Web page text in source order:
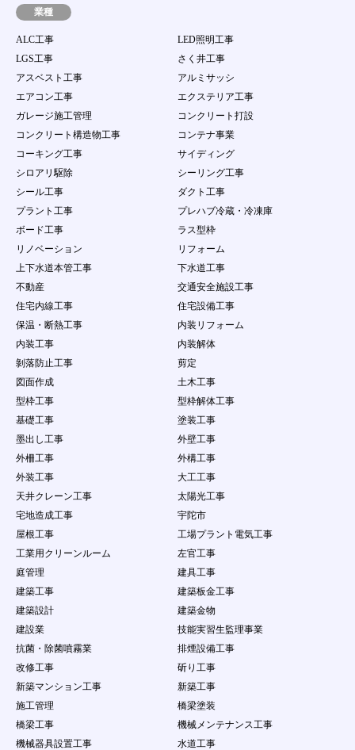
業種
ALC工事
LED照明工事
LGS工事
さく井工事
アスベスト工事
アルミサッシ
エアコン工事
エクステリア工事
ガレージ施工管理
コンクリート打設
コンクリート構造物工事
コンテナ事業
コーキング工事
サイディング
シロアリ駆除
シーリング工事
シール工事
ダクト工事
プラント工事
プレハブ冷蔵・冷凍庫
ボード工事
ラス型枠
リノベーション
リフォーム
上下水道本管工事
下水道工事
不動産
交通安全施設工事
住宅内線工事
住宅設備工事
保温・断熱工事
内装リフォーム
内装工事
内装解体
剝落防止工事
剪定
図面作成
土木工事
型枠工事
型枠解体工事
基礎工事
塗装工事
墨出し工事
外壁工事
外柵工事
外構工事
外装工事
大工工事
天井クレーン工事
太陽光工事
宅地造成工事
宇陀市
屋根工事
工場プラント電気工事
工業用クリーンルーム
左官工事
庭管理
建具工事
建築工事
建築板金工事
建築設計
建築金物
建設業
技能実習生監理事業
抗菌・除菌噴霧業
排煙設備工事
改修工事
斫り工事
新築マンション工事
新築工事
施工管理
橋梁塗装
橋梁工事
機械メンテナンス工事
機械器具設置工事
水道工事